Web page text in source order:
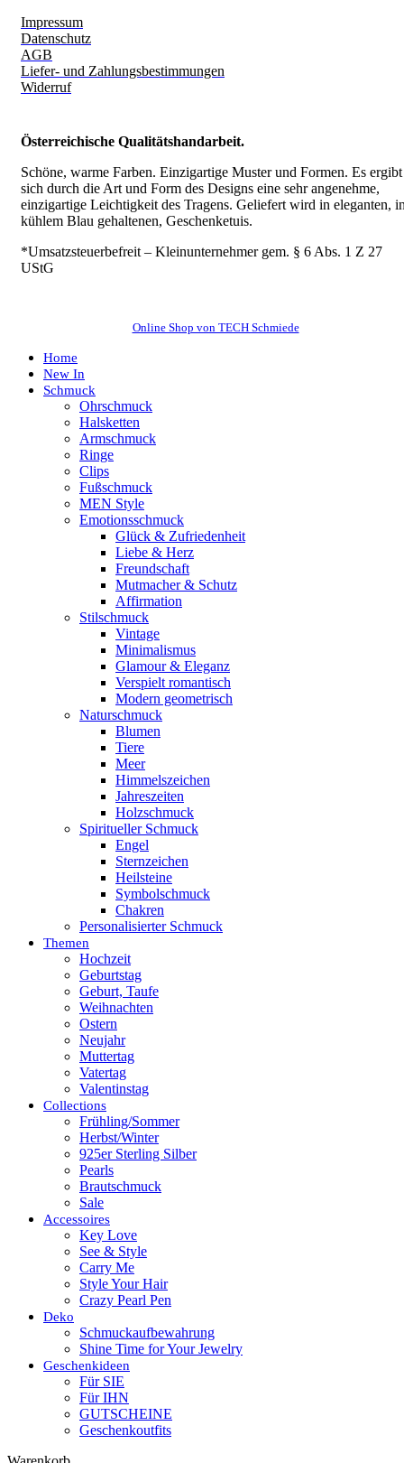
Impressum
Datenschutz
AGB
Liefer- und Zahlungsbestimmungen
Widerruf
Österreichische Qualitätshandarbeit.
Schöne, warme Farben. Einzigartige Muster und Formen. Es ergibt
sich durch die Art und Form des Designs eine sehr angenehme,
einzigartige Leichtigkeit des Tragens. Geliefert wird in eleganten,
kühlem Blau gehaltenen, Geschenketuis.
*Umsatzsteuerbefreit – Kleinunternehmer gem. § 6 Abs. 1 Z 27
UStG
Online Shop von TECH Schmiede
Home
New In
Schmuck
Ohrschmuck
Halsketten
Armschmuck
Ringe
Clips
Fußschmuck
MEN Style
Emotionsschmuck
Glück & Zufriedenheit
Liebe & Herz
Freundschaft
Mutmacher & Schutz
Affirmation
Stilschmuck
Vintage
Minimalismus
Glamour & Eleganz
Verspielt romantisch
Modern geometrisch
Naturschmuck
Blumen
Tiere
Meer
Himmelszeichen
Jahreszeiten
Holzschmuck
Spiritueller Schmuck
Engel
Sternzeichen
Heilsteine
Symbolschmuck
Chakren
Personalisierter Schmuck
Themen
Hochzeit
Geburtstag
Geburt, Taufe
Weihnachten
Ostern
Neujahr
Muttertag
Vatertag
Valentinstag
Collections
Frühling/Sommer
Herbst/Winter
925er Sterling Silber
Pearls
Brautschmuck
Sale
Accessoires
Key Love
See & Style
Carry Me
Style Your Hair
Crazy Pearl Pen
Deko
Schmuckaufbewahrung
Shine Time for Your Jewelry
Geschenkideen
Für SIE
Für IHN
GUTSCHEINE
Geschenkoutfits